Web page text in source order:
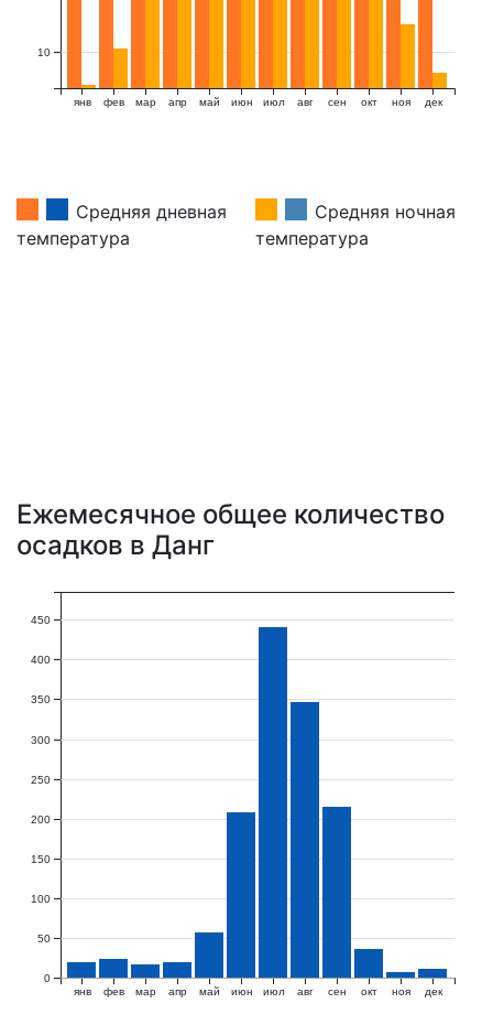
янв фев мар апр май июн июл авг сен окт ноя дек
10
Средняя дневная
температура
Средняя ночная
температура
Ежемесячное общее количество
осадков в Данг
янв фев мар апр май июн июл авг сен окт ноя дек
0
50
100
150
200
250
300
350
400
450